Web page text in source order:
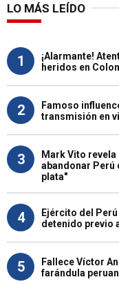
LO MÁS LEÍDO
1
¡Alarmante!
heridos en
2
Famoso
transmisión en
3
Mark Vito
abandonar Perú
plata"
4
Ejército del
detenido previo
5
Fallece Víctor
farándula